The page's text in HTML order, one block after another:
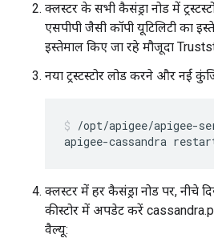
क्लस्टर के सभी कैसंड्रा नोड में
एसपीपी जैसी कॉपी यूटिलिटी का
इस्तेमाल किए जा रहे मौजूदा
नया ट्रस्टस्टोर लोड करने और नई
/opt/apigee/apigee-
apigee-cassandra
क्लस्टर में हर कैसंड्रा नोड पर, नीचे
कीस्टोर में अपडेट करें
वैल्यू: